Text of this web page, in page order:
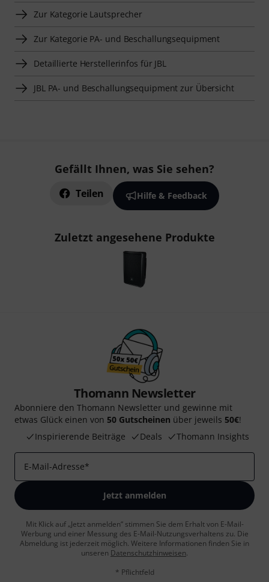
Zur Kategorie Lautsprecher
Zur Kategorie PA- und Beschallungsequipment
Detaillierte Herstellerinfos für JBL
JBL PA- und Beschallungsequipment zur Übersicht
Gefällt Ihnen, was Sie sehen?
Teilen Hilfe & Feedback
Zuletzt angesehene Produkte
Thomann Newsletter
Abonniere den Thomann Newsletter und gewinne mit
etwas Glück einen von 50 Gutscheinen über jeweils 50€!
Inspirierende Beiträge
Deals Thomann Insights
E-Mail-Adresse*
Jetzt anmelden
Mit Klick auf „Jetzt anmelden“ stimmen Sie dem Erhalt von E-Mail-
Werbung und einer Messung des E-Mail-Nutzungsverhaltens zu. Die
Abmeldung ist jederzeit möglich. Weitere Informationen finden Sie in
unseren Datenschutzhinweisen.
* Pflichtfeld